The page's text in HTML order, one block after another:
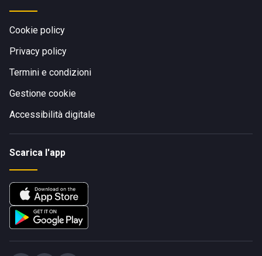
Cookie policy
Privacy policy
Termini e condizioni
Gestione cookie
Accessibilità digitale
Scarica l'app